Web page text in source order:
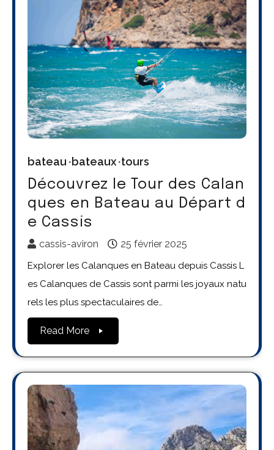
bateau bateaux tours
Découvrez le Tour des Calan
ques en Bateau au Départ d
e Cassis
cassis-aviron 25 février 2025
Explorer les Calanques en Bateau depuis Cassis L
es Calanques de Cassis sont parmi les joyaux natu
rels les plus spectaculaires de…
Read More